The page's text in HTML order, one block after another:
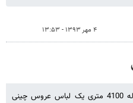
۴ مهر ۱۳۹۳ - ۱۳:۵۳
این خط سفید رنگ که می بینید، دنباله 4100 متری یک لباس عروس چینی